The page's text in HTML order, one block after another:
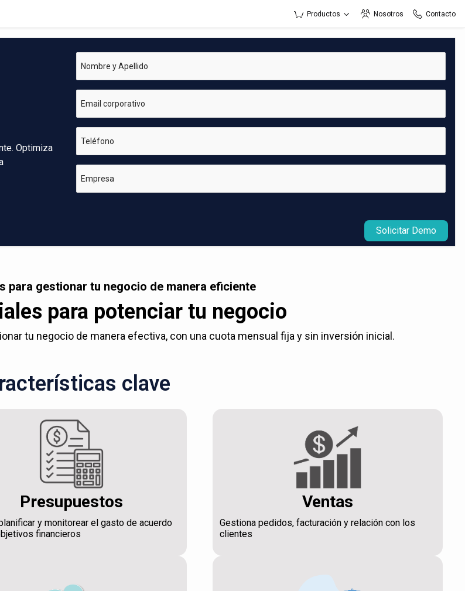
Productos Nosotros Contacto
Optimiza
Nombre y Apellido
Email corporativo
Teléfono
Empresa
Solicitar Demo
para gestionar tu negocio de manera eficiente
para potenciar tu negocio
tu negocio de manera efectiva, con una cuota mensual fija y sin inversión inicial.
clave
Presupuestos
y monitorear el gasto de acuerdo
financieros
Ventas
Gestiona pedidos, facturación y relación con los
clientes